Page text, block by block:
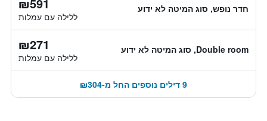
חדר נופש, סוג המיטה לא ידוע
ללילה עם עמלות
Double room, סוג המיטה לא ידוע ₪271
ללילה עם עמלות
9 דילים נוספים החל מ-₪304